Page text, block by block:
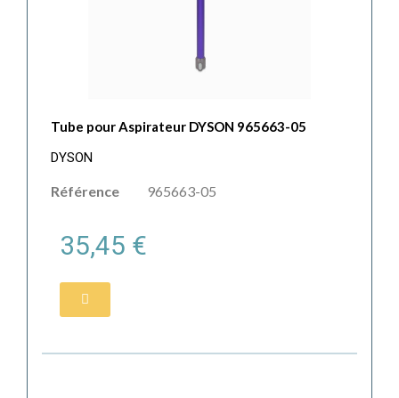
Tube pour Aspirateur DYSON 965663-05
DYSON
Référence 965663-05
35,45 €